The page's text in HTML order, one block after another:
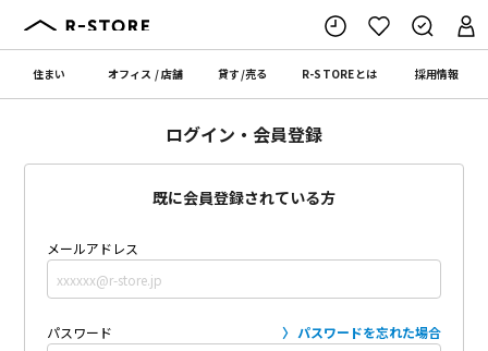
住まい オフィス /店舗 貸す/売る R-STOREとは 採用情報
ログイン・会員登録
既に会員登録されている方
メールアドレス
パスワード パスワードを忘れた場合